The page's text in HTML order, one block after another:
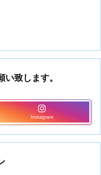
致します。
Instagram